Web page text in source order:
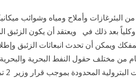
البئرغازات وأملاح ومياه وشوائب
بعد ذلك في ويعتقد أن يكون الزئبق
ويمكن أن تحدث انبعاثات الزئبق
من مختلف حقول النفط البحرية
ويتم